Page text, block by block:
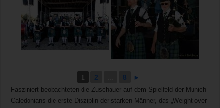
1 2 8 ►
Fasziniert beobachteten die Zuschauer auf dem Spielfeld der Munich
Caledonians die erste Disziplin der starken Männer, das „Weight over